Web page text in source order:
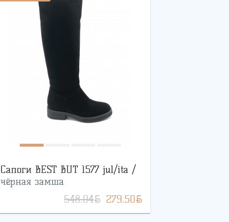
Сапоги BEST BUT 1577 jul/ita /
чёрная замша
548.04BYN 279.50BYN